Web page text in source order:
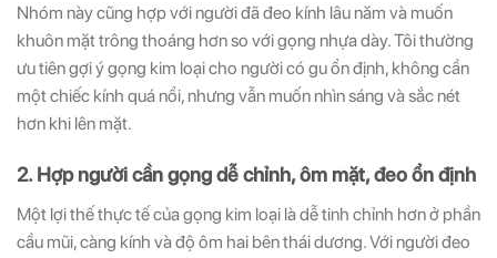
Nhóm này cũng hợp với người đã đeo kính lâu năm và muốn
khuôn mặt trông thoáng hơn so với gọng nhựa dày. Tôi thường
ưu tiên gợi ý gọng kim loại cho người có gu ổn định, không cần
một chiếc kính quá nổi, nhưng vẫn muốn nhìn sáng và sắc nét
hơn khi lên mặt.
2. Hợp người cần gọng dễ chỉnh, ôm mặt, đeo ổn định
Một lợi thế thực tế của gọng kim loại là dễ tinh chỉnh hơn ở phần
cầu mũi, càng kính và độ ôm hai bên thái dương. Với người đeo